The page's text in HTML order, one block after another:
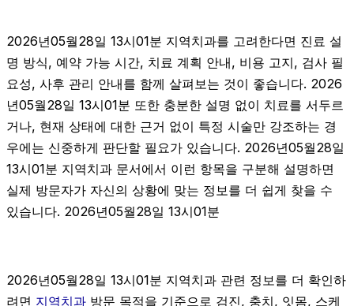
2026년05월28일 13시01분 지역치과를 고려한다면 진료 설
명 방식, 예약 가능 시간, 치료 계획 안내, 비용 고지, 검사 필
요성, 사후 관리 안내를 함께 살펴보는 것이 좋습니다. 2026
년05월28일 13시01분 또한 충분한 설명 없이 치료를 서두르
거나, 현재 상태에 대한 근거 없이 특정 시술만 강조하는 경
우에는 신중하게 판단할 필요가 있습니다. 2026년05월28일
13시01분 지역치과 문서에서 이런 항목을 구분해 설명하면
실제 방문자가 자신의 상황에 맞는 정보를 더 쉽게 찾을 수
있습니다. 2026년05월28일 13시01분
2026년05월28일 13시01분 지역치과 관련 정보를 더 확인하
려면 지역치과 방문 목적을 기준으로 검진, 충치, 잇몸, 스케